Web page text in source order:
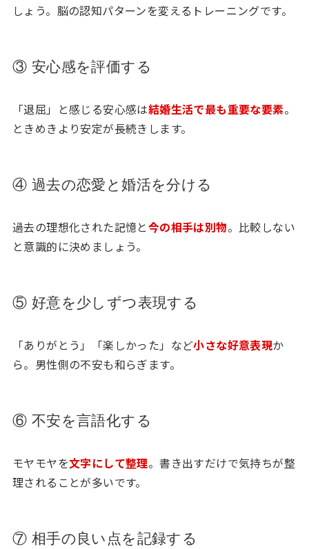
しょう。脳の認知パターンを変えるトレーニングです。
③ 安心感を評価する
「退屈」と感じる安心感は結婚生活で最も重要な要素。
ときめきより安定が長続きします。
④ 過去の恋愛と婚活を分ける
過去の理想化された記憶と今の相手は別物。比較しない
と意識的に決めましょう。
⑤ 好意を少しずつ表現する
「ありがとう」「楽しかった」など小さな好意表現か
ら。男性側の不安も和らぎます。
⑥ 不安を言語化する
モヤモヤを文字にして整理。書き出すだけで気持ちが整
理されることが多いです。
⑦ 相手の良い点を記録する